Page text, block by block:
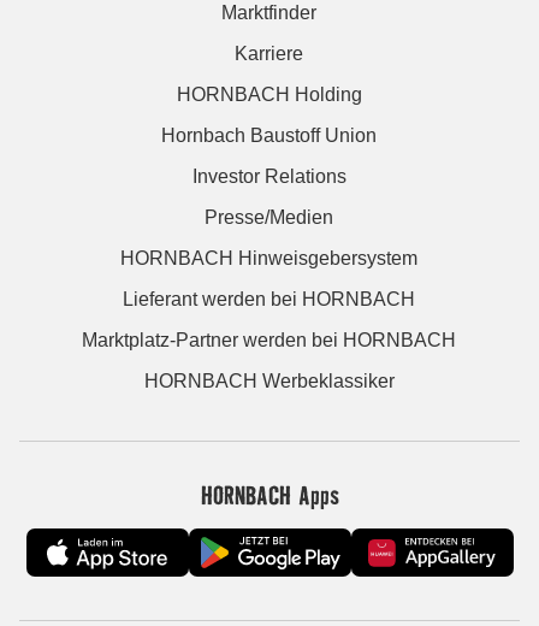
Marktfinder
Karriere
HORNBACH Holding
Hornbach Baustoff Union
Investor Relations
Presse/Medien
HORNBACH Hinweisgebersystem
Lieferant werden bei HORNBACH
Marktplatz-Partner werden bei HORNBACH
HORNBACH Werbeklassiker
HORNBACH Apps